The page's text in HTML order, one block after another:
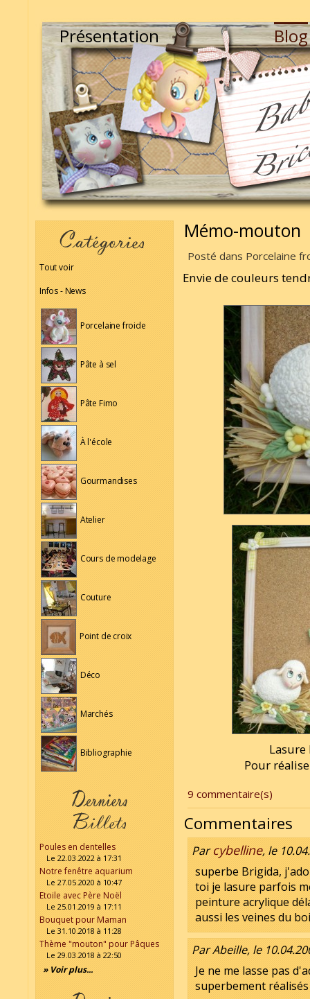
Présentation Blog
Tout voir
Infos - News
Porcelaine froide
Pâte à sel
Pâte Fimo
À l'école
Gourmandises
Atelier
Cours de modelage
Couture
Point de croix
Déco
Marchés
Bibliographie
Poules en dentelles
Le 22.03.2022 à 17:31
Notre fenêtre aquarium
Le 27.05.2020 à 10:47
Etoile avec Père Noël
Le 25.01.2019 à 17:11
Bouquet pour Maman
Le 31.10.2018 à 11:28
Thème "mouton" pour Pâques
Le 29.03.2018 à 22:50
» Voir plus...
Mémo-mouton
Posté dans Porcelaine
Envie de couleurs
Pour
9 commentaire(s)
Commentaires
Parcybelline, le
superbe Brigida,
toi je lasure parfois
peinture acrylique
aussi les veines du
Par Abeille, le
Je ne me lasse pas
superbement réalisés